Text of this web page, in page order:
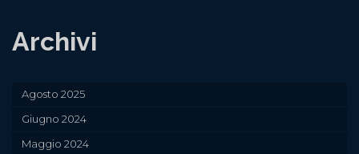
Archivi
Agosto 2025
Giugno 2024
Maggio 2024